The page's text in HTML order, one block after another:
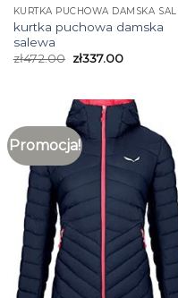
kurtka puchowa damska
salewa
zł472.00 zł337.00
Promocja!